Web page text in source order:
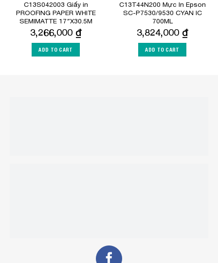
C13S042003 Giấy in
PROOFING PAPER WHITE
SEMIMATTE 17″X30.5M
3,266,000 ₫
ADD TO CART
C13T44N200 Mực In Epson
SC-P7530/9530 CYAN IC
700ML
3,824,000 ₫
ADD TO CART